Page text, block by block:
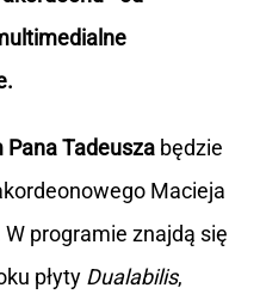
Tadeusza będzie
Macieja
W programie znajdą się
płyty Dualabilis,